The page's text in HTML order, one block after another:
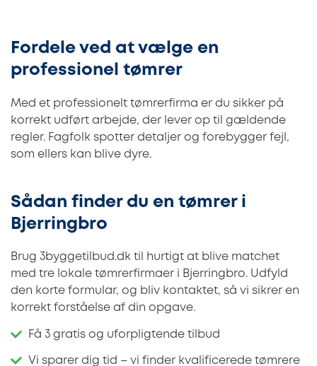
Fordele ved at vælge en
professionel tømrer
Med et professionelt tømrerfirma er du sikker på
korrekt udført arbejde, der lever op til gældende
regler. Fagfolk spotter detaljer og forebygger fejl,
som ellers kan blive dyre.
Sådan finder du en tømrer i
Bjerringbro
Brug 3byggetilbud.dk til hurtigt at blive matchet
med tre lokale tømrerfirmaer i Bjerringbro. Udfyld
den korte formular, og bliv kontaktet, så vi sikrer en
korrekt forståelse af din opgave.
Få 3 gratis og uforpligtende tilbud
Vi sparer dig tid – vi finder kvalificerede tømrere